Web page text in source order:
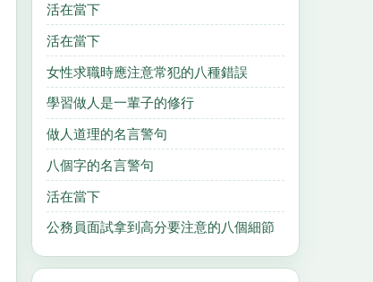
活在當下
活在當下
女性求職時應注意常犯的八種錯誤
學習做人是一輩子的修行
做人道理的名言警句
八個字的名言警句
活在當下
公務員面試拿到高分要注意的八個細節